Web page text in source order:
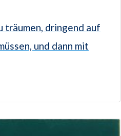
träumen, dringend auf
und dann mit